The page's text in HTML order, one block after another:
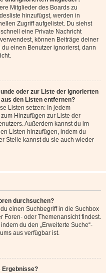
Mitglieder des Boards zu
hinzufügst, werden in
Zugriff aufgelistet. Du siehst
eine Private Nachricht
können Beiträge deiner
einen Benutzer ignorierst, dann
oder zur Liste der ignorierten
den Listen entfernen?
Listen setzen: In jedem
Hinzufügen zur Liste der
Außerdem kannst du im
Listen hinzufügen, indem du
Stelle kannst du sie auch wieder
durchsuchen?
einen Suchbegriff in die Suchbox
Foren- oder Themenansicht findest.
du den „Erweiterte Suche“-
aus verfügbar ist.
Ergebnisse?